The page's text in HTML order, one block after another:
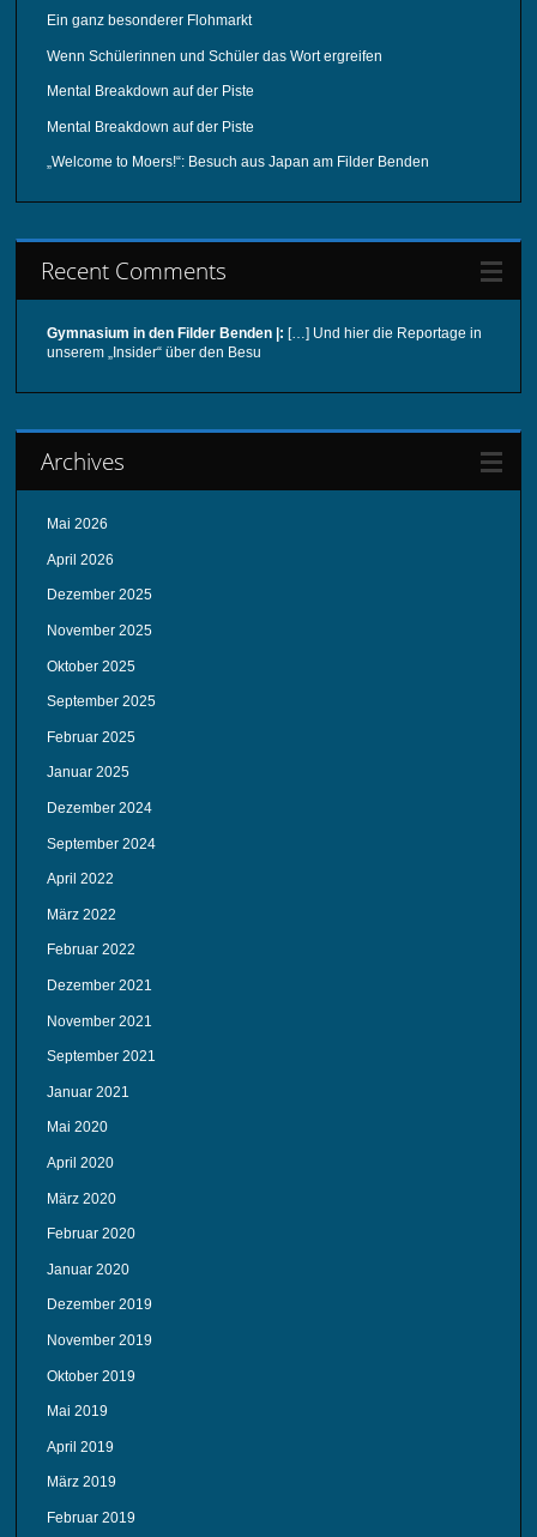
Ein ganz besonderer Flohmarkt
Wenn Schülerinnen und Schüler das Wort ergreifen
Mental Breakdown auf der Piste
Mental Breakdown auf der Piste
„Welcome to Moers!“: Besuch aus Japan am Filder Benden
Recent Comments
Gymnasium in den Filder Benden |: […] Und hier die Reportage in
unserem „Insider“ über den Besu
Archives
Mai 2026
April 2026
Dezember 2025
November 2025
Oktober 2025
September 2025
Februar 2025
Januar 2025
Dezember 2024
September 2024
April 2022
März 2022
Februar 2022
Dezember 2021
November 2021
September 2021
Januar 2021
Mai 2020
April 2020
März 2020
Februar 2020
Januar 2020
Dezember 2019
November 2019
Oktober 2019
Mai 2019
April 2019
März 2019
Februar 2019